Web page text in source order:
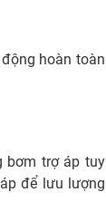
hoàn toàn
bơm trợ áp tuy
để lưu lượng